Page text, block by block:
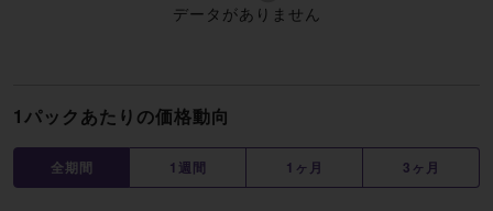
1パックあたりの価格動向
全期間 1週間 1ヶ月 3ヶ月
データがありません